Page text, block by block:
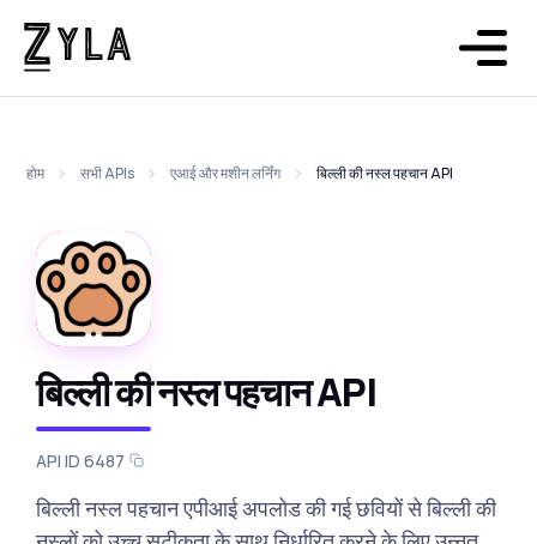
होम सभी APIs एआई और मशीन लर्निंग बिल्ली की नस्ल पहचान API
बिल्ली की नस्ल पहचान API
API ID 6487
बिल्ली नस्ल पहचान एपीआई अपलोड की गई छवियों से बिल्ली की